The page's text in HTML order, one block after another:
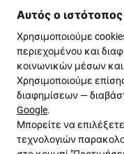
Αυτός ο ιστότοπος
Χρησιμοποιούμε
περιεχομένου και
κοινωνικών μέσων
Χρησιμοποιούμε
διαφημίσεων —
Google.
Μπορείτε να
τεχνολογιών